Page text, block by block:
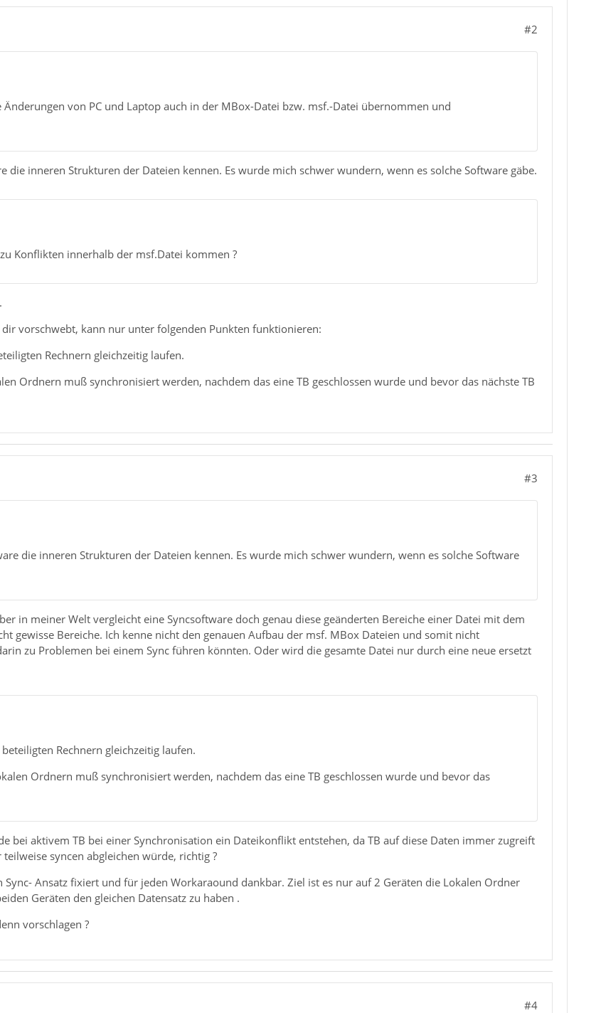
#2
Änderungen von PC und Laptop auch in der MBox-Datei bzw. msf.-Datei übernommen und
die inneren Strukturen der Dateien kennen. Es wurde mich schwer wundern, wenn es solche Software gäbe.
Konflikten innerhalb der msf.Datei kommen ?
dir vorschwebt, kann nur unter folgenden Punkten funktionieren:
Rechnern gleichzeitig laufen.
Ordnern muß synchronisiert werden, nachdem das eine TB geschlossen wurde und bevor das nächste TB
#3
die inneren Strukturen der Dateien kennen. Es wurde mich schwer wundern, wenn es solche Software
in meiner Welt vergleicht eine Syncsoftware doch genau diese geänderten Bereiche einer Datei mit dem
gewisse Bereiche. Ich kenne nicht den genauen Aufbau der msf. MBox Dateien und somit nicht
zu Problemen bei einem Sync führen könnten. Oder wird die gesamte Datei nur durch eine neue ersetzt
Rechnern gleichzeitig laufen.
Ordnern muß synchronisiert werden, nachdem das eine TB geschlossen wurde und bevor das
bei aktivem TB bei einer Synchronisation ein Dateikonflikt entstehen, da TB auf diese Daten immer zugreift
syncen abgleichen würde, richtig ?
Sync- Ansatz fixiert und für jeden Workaraound dankbar. Ziel ist es nur auf 2 Geräten die Lokalen Ordner
Geräten den gleichen Datensatz zu haben .
vorschlagen ?
#4